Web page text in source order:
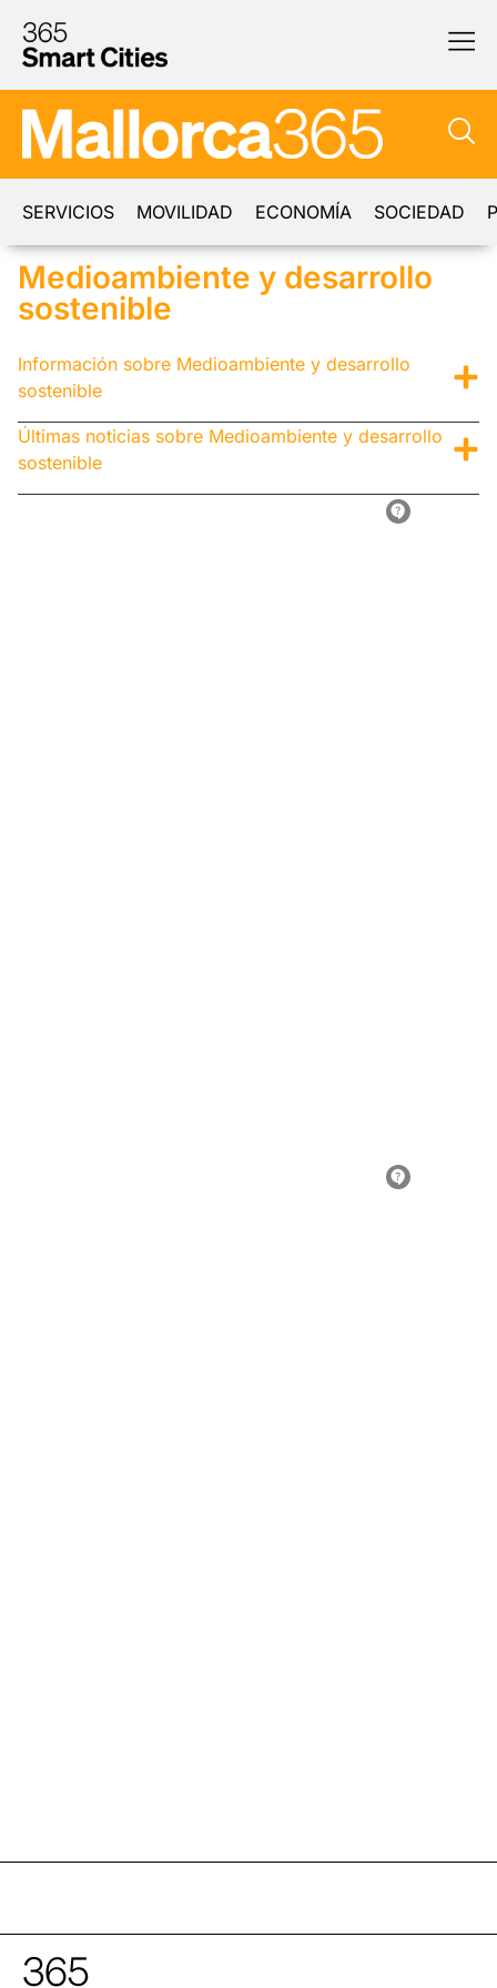
SERVICIOS MOVILIDAD ECONOMÍA SOCIEDAD
Medioambiente y desarrollo
sostenible
Información sobre Medioambiente y desarrollo
sostenible
Últimas noticias sobre Medioambiente y desarrollo
sostenible